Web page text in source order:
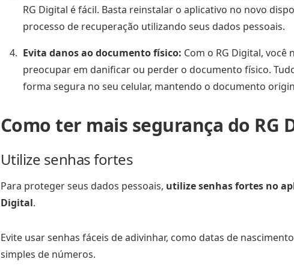
RG Digital é fácil. Basta reinstalar o aplicativo no novo
processo de recuperação utilizando seus dados pessoais.
Evita danos ao documento físico: Com o RG Digital, você
preocupar em danificar ou perder o documento físico.
forma segura no seu celular, mantendo o documento
Como ter mais segurança do RG
Utilize senhas fortes
Para proteger seus dados pessoais, utilize senhas fortes no
Digital.
Evite usar senhas fáceis de adivinhar, como datas de
simples de números.